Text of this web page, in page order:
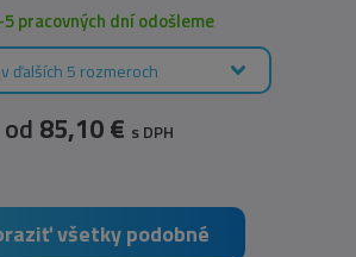
5 pracovných dní odošleme
ďalších 5 rozmeroch
od 85,10 € s DPH
všetky podobné